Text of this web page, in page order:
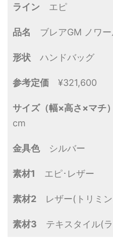
ライン エピ
品名 ブレアGM ノワー
形状 ハンドバッグ
参考定価 ¥321,600
サイズ（幅×高さ×マチ）
cm
金具色 シルバー
素材1 エピ･レザー
素材2 レザー(トリミ
素材3 テキスタイル(